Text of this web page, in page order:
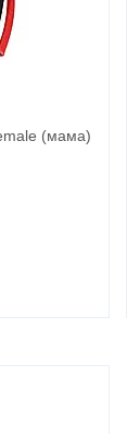
(мама)